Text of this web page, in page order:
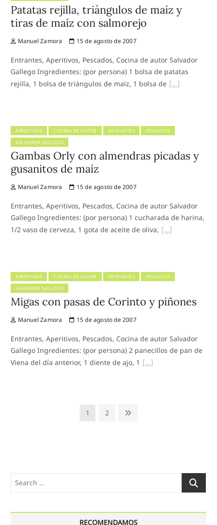
Patatas rejilla, triángulos de maíz y
tiras de maíz con salmorejo
Manuel Zamora 15 de agosto de 2007
Entrantes, Aperitivos, Pescados, Cocina de autor Salvador
Gallego Ingredientes: (por persona) 1 bolsa de patatas
rejilla, 1 bolsa de triángulos de maíz, 1 bolsa de
APERITIVOS COCINA DE AUTOR ENTRANTES
PESCADOS
SALVADOR GALLEGO
Gambas Orly con almendras picadas y
gusanitos de maíz
Manuel Zamora 15 de agosto de 2007
Entrantes, Aperitivos, Pescados, Cocina de autor Salvador
Gallego Ingredientes: (por persona) 1 cucharada de harina,
1/2 vaso de cerveza, 1 gota de aceite de oliva,
APERITIVOS COCINA DE AUTOR ENTRANTES
PESCADOS
SALVADOR GALLEGO
Migas con pasas de Corinto y piñones
Manuel Zamora 15 de agosto de 2007
Entrantes, Aperitivos, Pescados, Cocina de autor Salvador
Gallego Ingredientes: (por persona) 2 panecillos de pan de
Viena del día anterior, 1 diente de ajo, 1
Page
1 Page
2
Next
Search
RECOMENDAMOS